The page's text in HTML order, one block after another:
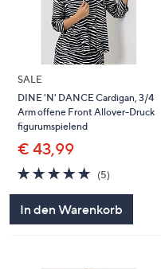
SALE
DINE 'N' DANCE Cardigan, 3/4
Arm offene Front Allover-Druck
figurumspielend
€ 43,99
5.0
von
(5)5
In den Warenkorb